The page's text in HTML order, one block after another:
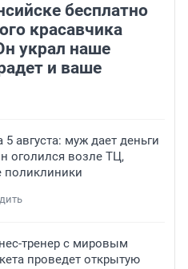
бесплатно
красавчика
украл наше
и ваше
августа: муж дает деньги
оголился возле ТЦ,
поликлиники
тренер с мировым
проведет открытую